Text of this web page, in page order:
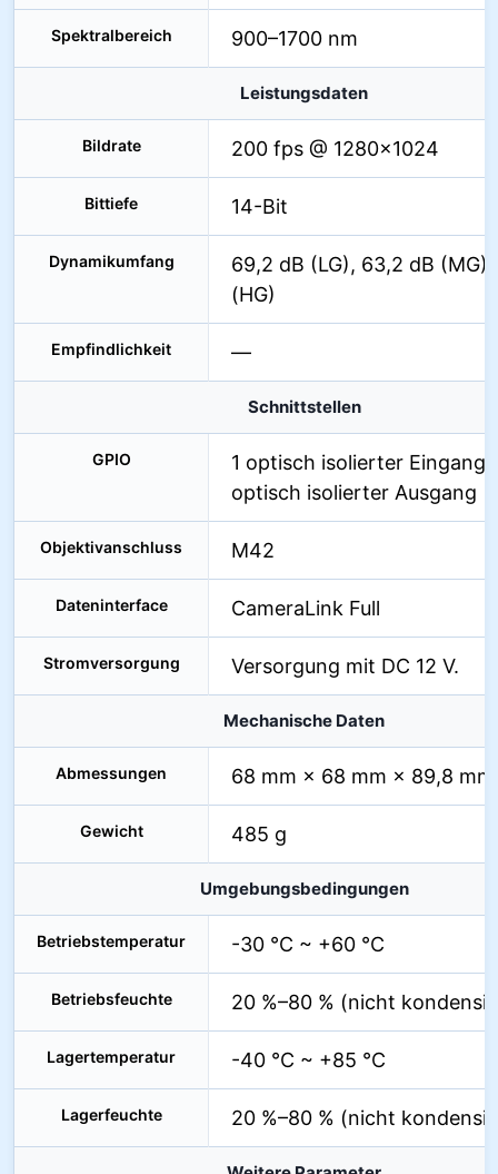
Spektralbereich 900–1700 nm
Leistungsdaten
Bildrate 200 fps @ 1280×1024
Bittiefe 14-Bit
Dynamikumfang
69,2 dB (LG), 63,2 dB
(HG)
Empfindlichkeit —
Schnittstellen
GPIO
1 optisch isolierter Eingang,
optisch isolierter Ausgang
Objektivanschluss M42
Dateninterface CameraLink Full
Stromversorgung Versorgung mit DC 12 V.
Mechanische Daten
Abmessungen 68 mm × 68 mm × 89,8 mm
Gewicht 485 g
Umgebungsbedingungen
Betriebstemperatur -30 °C ~ +60 °C
Betriebsfeuchte 20 %–80 % (nicht
Lagertemperatur -40 °C ~ +85 °C
Lagerfeuchte 20 %–80 % (nicht